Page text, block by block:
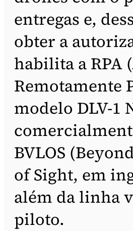
entregas e,
obter a
habilita a RPA
Remotamente
modelo DLV-1
BVLOS
of Sight, em
além da linha
piloto.